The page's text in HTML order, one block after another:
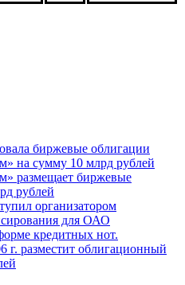
биржевые облигации
на сумму 10 млрд рублей
размещает биржевые
рублей
организатором
для ОАО
кредитных нот.
г. разместит облигационный